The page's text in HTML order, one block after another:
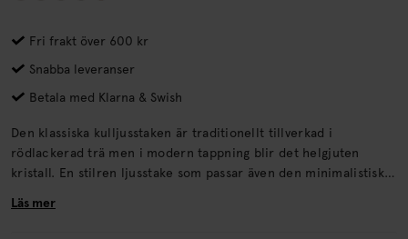
Fri frakt över 600 kr
Snabba leveranser
Betala med Klarna & Swish
Den klassiska kulljusstaken är traditionellt tillverkad i
rödlackerad trä men i modern tappning blir det helgjuten
kristall. En stilren ljusstake som passar även den minimalistiska
Ljusstaken hittar du bara hos oss på Designtorget.
Läs mer